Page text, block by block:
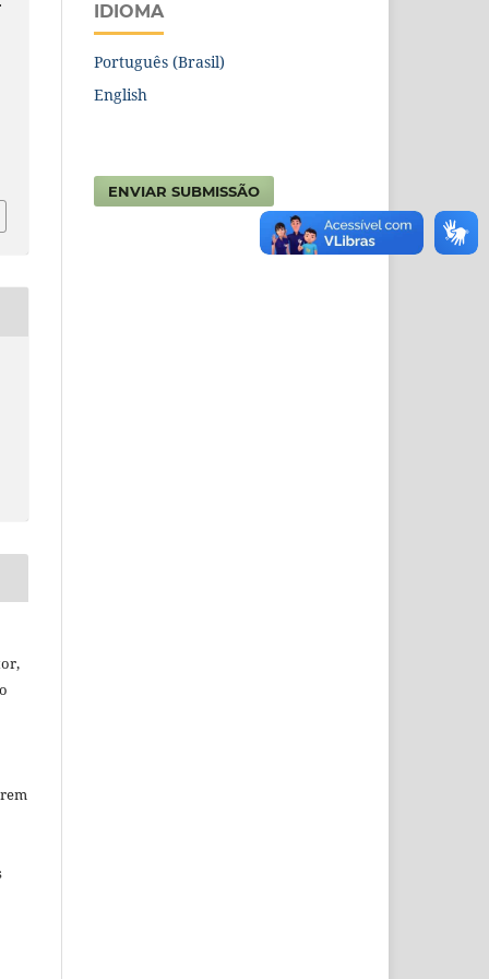
IDIOMA
Português (Brasil)
English
ENVIAR SUBMISSÃO